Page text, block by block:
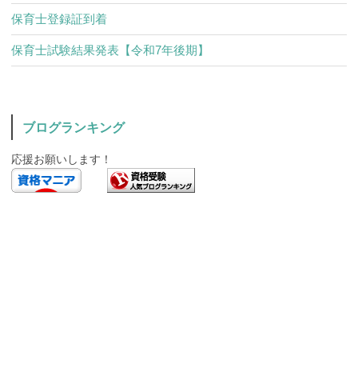
保育士登録証到着
保育士試験結果発表【令和7年後期】
ブログランキング
応援お願いします！